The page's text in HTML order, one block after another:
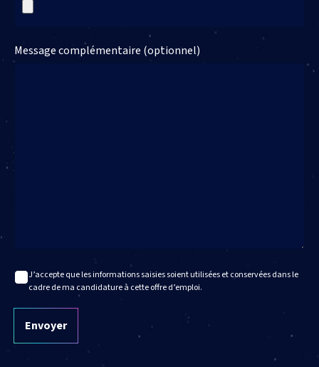
Message complémentaire (optionnel)
J’accepte que les informations saisies soient utilisées et conservées dans le
cadre de ma candidature à cette offre d’emploi.
Envoyer